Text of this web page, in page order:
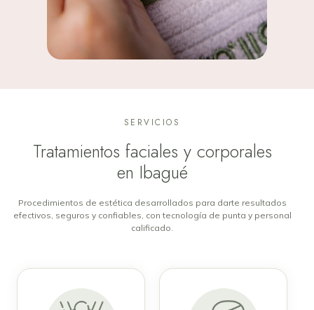
SERVICIOS
Tratamientos faciales y corporales
en Ibagué
Procedimientos de estética desarrollados para darte resultados
efectivos, seguros y confiables, con tecnología de punta y personal
calificado.